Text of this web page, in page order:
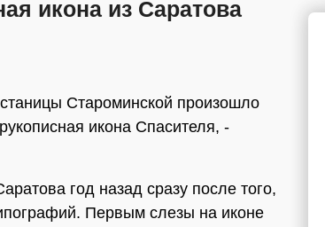
икона из Саратова
Староминской произошло
икона Спасителя, -
год назад сразу после того,
Первым слезы на иконе